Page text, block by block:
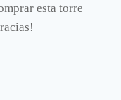
esta torre